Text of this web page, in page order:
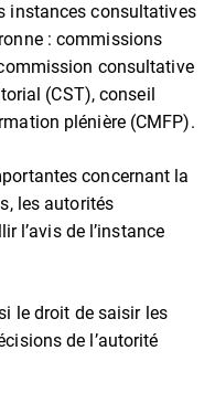
instances consultatives
: commissions
consultative
(CST), conseil
plénière (CMFP).
concernant la
les autorités
l’avis de l’instance
le droit de saisir les
de l’autorité